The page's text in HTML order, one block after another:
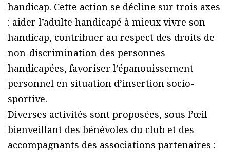
handicap. Cette action se décline sur trois axes
: aider l’adulte handicapé à mieux vivre son
handicap, contribuer au respect des droits de
non-discrimination des personnes
handicapées, favoriser l’épanouissement
personnel en situation d’insertion socio-
sportive.
Diverses activités sont proposées, sous l’œil
bienveillant des bénévoles du club et des
accompagnants des associations partenaires :